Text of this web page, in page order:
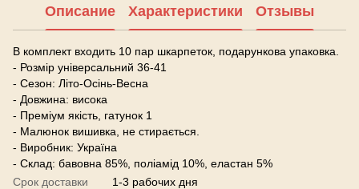
Описание Характеристики Отзывы
В комплект входить 10 пар шкарпеток, подарункова упаковка.
- Розмір універсальний 36-41
- Сезон: Літо-Осінь-Весна
- Довжина: висока
- Преміум якість, гатунок 1
- Малюнок вишивка, не стирається.
- Виробник: Україна
- Склад: бавовна 85%, поліамід 10%, еластан 5%
Срок доставки
1-3 рабочих дня